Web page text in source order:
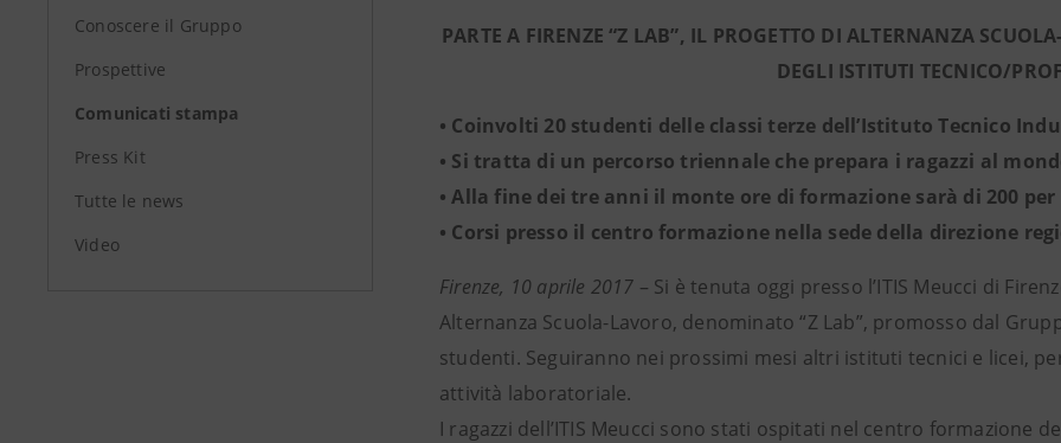
Conoscere il Gruppo
Prospettive
Comunicati stampa
Press Kit
Tutte le news
Video
PARTE A FIRENZE “Z LAB”, IL PROGETTO DI ALTERNANZA
DEGLI ISTITUTI TECNICO/
• Coinvolti 20 studenti delle classi terze dell’Istituto Tecnico
• Si tratta di un percorso triennale che prepara i ragazzi al
• Alla fine dei tre anni il monte ore di formazione sarà di 200
• Corsi presso il centro formazione nella sede della direzione
Firenze, 10 aprile 2017 – Si è tenuta oggi presso l’ITIS Meucci di
Alternanza Scuola-Lavoro, denominato “Z Lab”, promosso dal
studenti. Seguiranno nei prossimi mesi altri istituti tecnici e licei,
attività laboratoriale.
I ragazzi dell’ITIS Meucci sono stati ospitati nel centro formazione